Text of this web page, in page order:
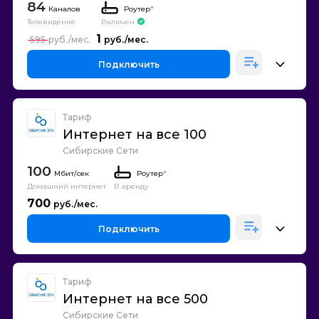
84 Каналов
Телевидение
Роутер*
Включен
1
595
Подключить
Тариф
Интернет на все 100
Сибирские Сети
100
Домашний интернет
Роутер*
В аренду
700
Подключить
Тариф
Интернет на все 500
Сибирские Сети